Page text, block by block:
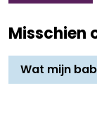
Misschien
Wat mijn